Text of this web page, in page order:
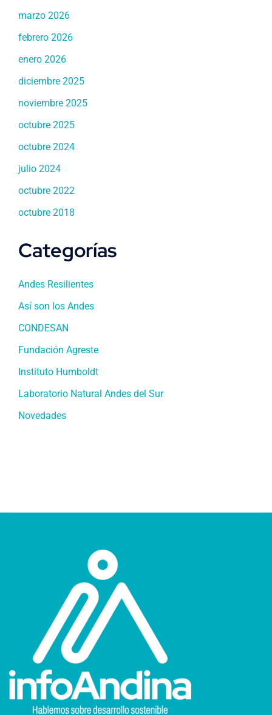
marzo 2026
febrero 2026
enero 2026
diciembre 2025
noviembre 2025
octubre 2025
octubre 2024
julio 2024
octubre 2022
octubre 2018
Categorías
Andes Resilientes
Así son los Andes
CONDESAN
Fundación Agreste
Instituto Humboldt
Laboratorio Natural Andes del Sur
Novedades